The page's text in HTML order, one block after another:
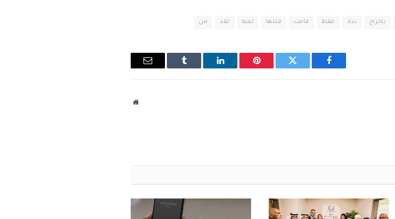
بإخراج بدلا فقط قامت قتلها لعبة لقد من
فيسبوك تويتر بينتيريستلينكدإن Tumblr
البريد
موقع